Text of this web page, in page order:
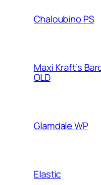
Chaloubino PS
Maxi Kraft’s
OLD
Glamdale WP
Elastic